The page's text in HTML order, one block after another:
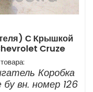
С Крышкой
Cruze
Коробка
вн. номер 126